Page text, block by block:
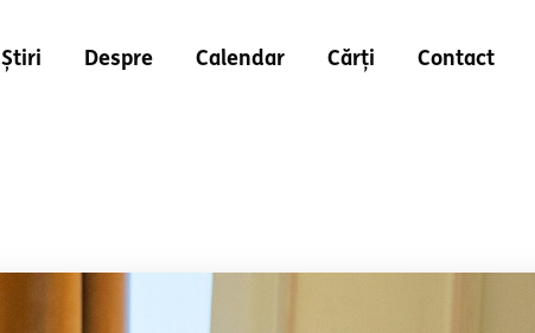
Știri Despre Calendar Cărți Contact